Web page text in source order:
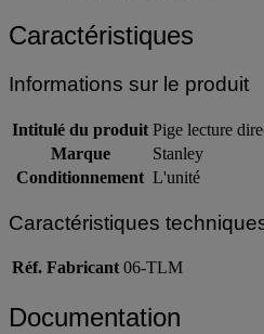
Caractéristiques
Informations sur le produit
Intitulé du produit Pige lecture
Marque
Stanley
Conditionnement L'unité
Caractéristiques
Réf. Fabricant 06-TLM
Documentation